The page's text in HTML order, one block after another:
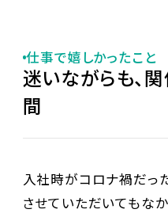
仕事で嬉しかったこと
迷いながらも、
間
入社時がコロナ禍だっ
させていただいてもな